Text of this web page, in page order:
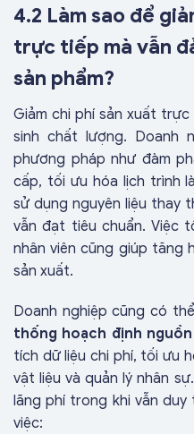
4.2 Làm sao để
trực tiếp mà vẫn
sản phẩm?
Giảm chi phí sản xuất
sinh chất lượng. Doanh
phương pháp như đàm
cấp, tối ưu hóa lịch trình
sử dụng nguyên liệu thay
vẫn đạt tiêu chuẩn. Việc
nhân viên cũng giúp tăng
sản xuất.
Doanh nghiệp cũng có
thống hoạch định
tích dữ liệu chi phí, tối ưu
vật liệu và quản lý nhân
lãng phí trong khi vẫn
việc: